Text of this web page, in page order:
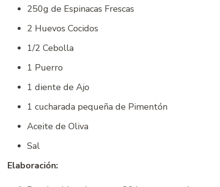
250g de Espinacas Frescas
2 Huevos Cocidos
1/2 Cebolla
1 Puerro
1 diente de Ajo
1 cucharada pequeña de Pimentón
Aceite de Oliva
Sal
Elaboración: